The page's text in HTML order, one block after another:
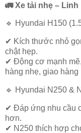
🚛Xe tải nhẹ –
🔹 Hyundai H150
✔ Kích thước nhỏ
chật hẹp.
✔ Động cơ mạnh
hàng nhẹ, giao hàng
🔹 Hyundai N250 &
✔ Đáp ứng nhu cầu
hơn.
✔ N250 thích hợp